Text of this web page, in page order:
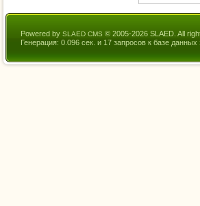
Powered by SLAED CMS © 2005-2026 SLAED. All
Генерация: 0.096 сек. и 17 запросов к базе данных